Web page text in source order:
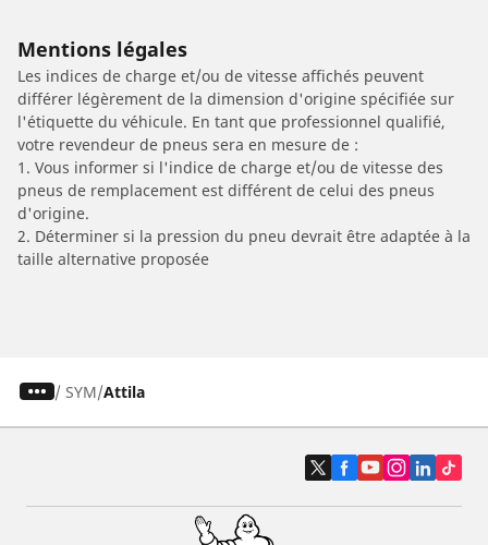
Mentions légales
Les indices de charge et/ou de vitesse affichés peuvent
différer légèrement de la dimension d'origine spécifiée sur
l'étiquette du véhicule. En tant que professionnel qualifié,
votre revendeur de pneus sera en mesure de :
1. Vous informer si l'indice de charge et/ou de vitesse des
pneus de remplacement est différent de celui des pneus
d'origine.
2. Déterminer si la pression du pneu devrait être adaptée à la
taille alternative proposée
/ SYM Attila